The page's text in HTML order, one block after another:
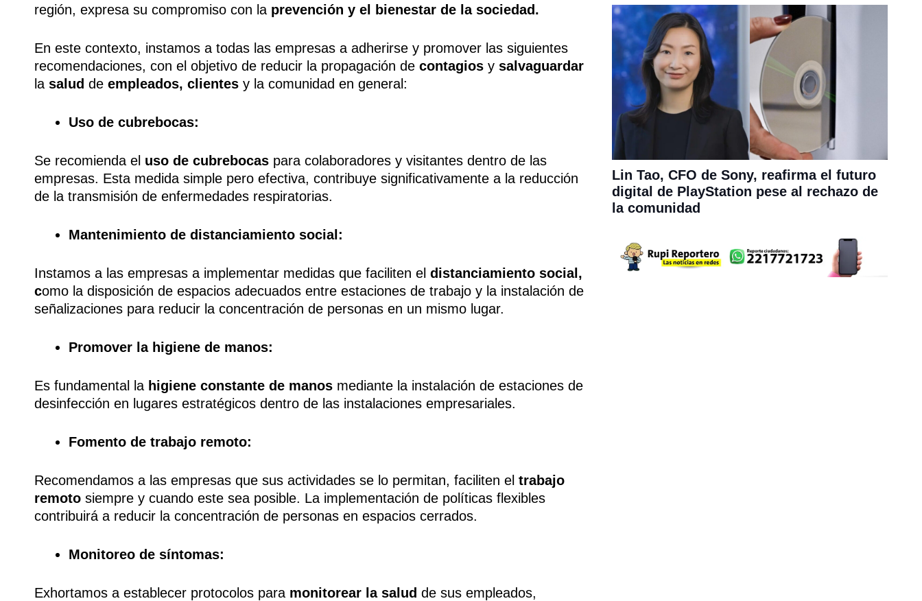
región, expresa su compromiso con la prevención y el bienestar de la sociedad.
En este contexto, instamos a todas las empresas a adherirse y promover las siguientes
recomendaciones, con el objetivo de reducir la propagación de contagios y salvaguardar
la salud de empleados, clientes y la comunidad en general:
Uso de cubrebocas:
Se recomienda el uso de cubrebocas para colaboradores y visitantes dentro de las
empresas. Esta medida simple pero efectiva, contribuye significativamente a la reducción
de la transmisión de enfermedades respiratorias.
Mantenimiento de distanciamiento social:
Instamos a las empresas a implementar medidas que faciliten el distanciamiento social,
como la disposición de espacios adecuados entre estaciones de trabajo y la instalación de
señalizaciones para reducir la concentración de personas en un mismo lugar.
Promover la higiene de manos:
Es fundamental la higiene constante de manos mediante la instalación de estaciones de
desinfección en lugares estratégicos dentro de las instalaciones empresariales.
Fomento de trabajo remoto:
Recomendamos a las empresas que sus actividades se lo permitan, faciliten el trabajo
remoto siempre y cuando este sea posible. La implementación de políticas flexibles
contribuirá a reducir la concentración de personas en espacios cerrados.
Monitoreo de síntomas:
Exhortamos a establecer protocolos para monitorear la salud de sus empleados,
Lin Tao, CFO de Sony, reafirma el futuro
digital de PlayStation pese al rechazo de
la comunidad